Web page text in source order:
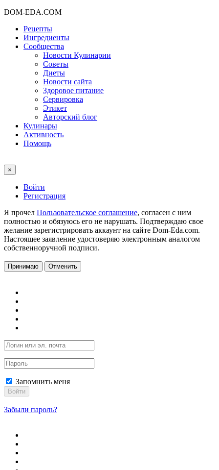
DOM-EDA.COM
Рецепты
Ингредиенты
Сообщества
Новости Кулинарии
Советы
Диеты
Новости сайта
Здоровое питание
Сервировка
Этикет
Авторский блог
Кулинары
Активность
Помощь
×
Войти
Регистрация
Я прочел Пользовательское соглашение, согласен с ним
полностью и обязуюсь его не нарушать. Подтверждаю свое
желание зарегистрировать аккаунт на сайте Dom-Eda.com.
Настоящее заявление удостоверяю электронным аналогом
собственноручной подписи.
Принимаю Отменить
Запомнить меня
Войти
Забыли пароль?